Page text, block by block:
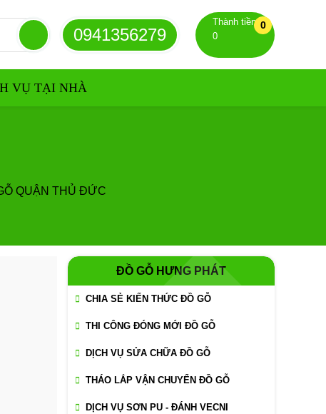
0941356279
Thành tiền
0
0
VỤ TẠI NHÀ
QUẬN THỦ ĐỨC
ĐỒ GỖ HƯNG PHÁT
CHIA SẺ KIẾN THỨC ĐỒ GỖ
THI CÔNG ĐÓNG MỚI ĐỒ GỖ
DỊCH VỤ SỬA CHỮA ĐỒ GỖ
THÁO LẮP VẬN CHUYỂN ĐỒ GỖ
DỊCH VỤ SƠN PU - ĐÁNH VECNI